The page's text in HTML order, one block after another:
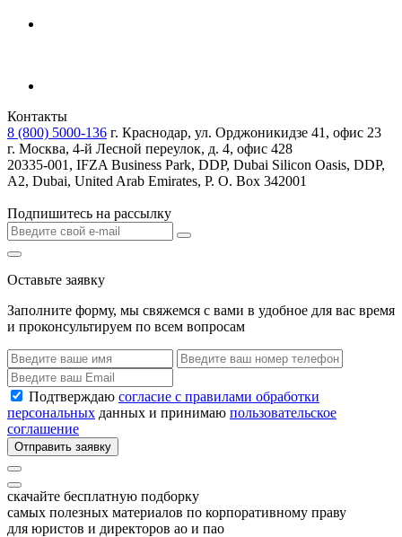
Контакты
8 (800) 5000-136 г. Краснодар, ул. Орджоникидзе 41, офис 23
г. Москва, 4-й Лесной переулок, д. 4, офис 428
20335-001, IFZA Business Park, DDP, Dubai Silicon Oasis, DDP,
A2, Dubai, United Arab Emirates, P. O. Box 342001
Подпишитесь на рассылку
Оставьте заявку
Заполните форму, мы свяжемся с вами в удобное для вас время
и проконсультируем по всем вопросам
Подтверждаю согласие с правилами обработки
персональных данных и принимаю пользовательское
соглашение
Отправить заявку
скачайте бесплатную подборку
самых полезных материалов по корпоративному праву
для юристов и директоров ао и пао